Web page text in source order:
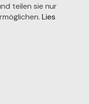
teilen sie nur
Lies